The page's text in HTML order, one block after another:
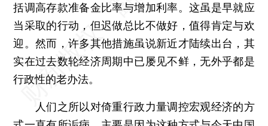
括调高存款准备金比率与增加利率。这虽是早就应
当采取的行动，但迟做总比不做好，值得肯定与欢
迎。然而，许多其他措施虽说新近才陆续出台，其
实在过去数轮经济周期中已屡见不鲜，无外乎都是
行政性的老办法。
人们之所以对倚重行政力量调控宏观经济的方